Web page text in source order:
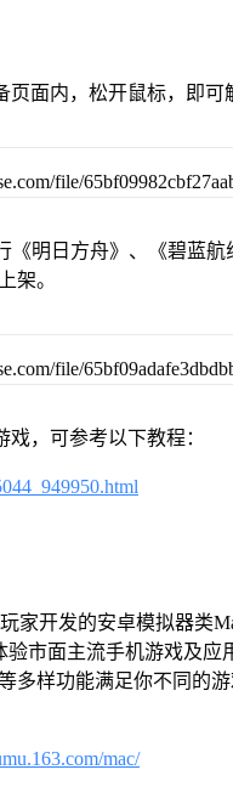
页面内，松开鼠标，即可
明日方舟》、《碧蓝航
架。
，可参考以下教程：
家开发的安卓模拟器类
市面主流手机游戏及应
多样功能满足你不同的
mac/